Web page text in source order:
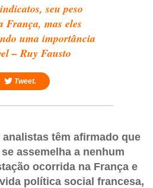
seu peso
França, mas eles
uma importância
– Ruy Fausto
Tweet.
analistas têm afirmado que
assemelha a nenhum
ocorrida na França e
política social francesa,